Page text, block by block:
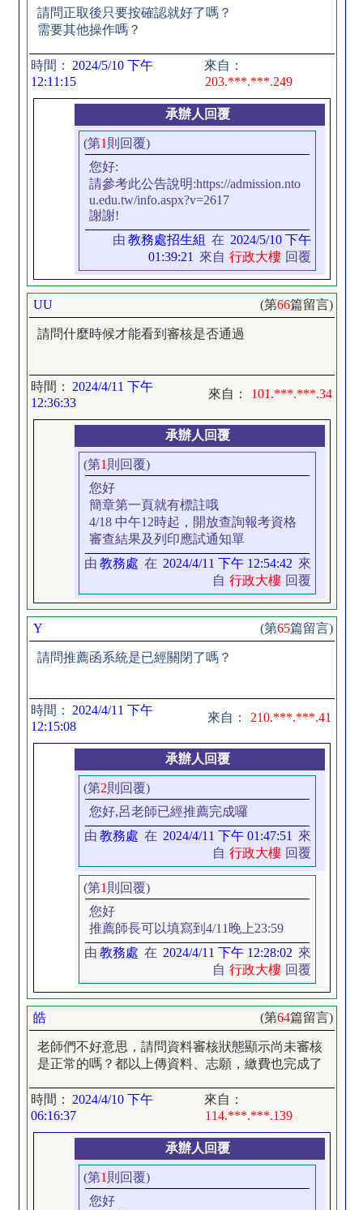
請問正取後只要按確認就好了嗎？
需要其他操作嗎？
時間：
2024/5/10 下午
12:11:15
來自：
203.***.***.249
承辦人回覆
(第1 則回覆)
您好:
請參考此公告說明:https://admission.nto
u.edu.tw/info.aspx?v=2617
謝謝!
由 教務處招生組 在 2024/5/10 下午
01:39:21
來自 行政大樓 回覆
UU (第66篇留言)
請問什麼時候才能看到審核是否通過
時間：
2024/4/11 下午
12:36:33
來自： 101.***.***.34
承辦人回覆
(第1 則回覆)
您好
簡章第一頁就有標註哦
4/18 中午12時起，開放查詢報考資格
審查結果及列印應試通知單
由 教務處 在 2024/4/11 下午 12:54:42 來
自 行政大樓 回覆
Y (第65篇留言)
請問推薦函系統是已經關閉了嗎？
時間：
2024/4/11 下午
12:15:08
來自： 210.***.***.41
承辦人回覆
(第2則回覆)
您好,呂老師已經推薦完成囉
由 教務處 在 2024/4/11 下午 01:47:51
來
自 行政大樓 回覆
(第1 則回覆)
您好
推薦師長可以填寫到4/11晚上23:59
由 教務處 在 2024/4/11 下午 12:28:02 來
自 行政大樓 回覆
皓 (第64篇留言)
老師們不好意思，請問資料審核狀態顯示尚未審核
是正常的嗎？都以上傳資料、志願，繳費也完成了
時間：
2024/4/10 下午
06:16:37
來自：
114.***.***.139
承辦人回覆
(第1 則回覆)
您好